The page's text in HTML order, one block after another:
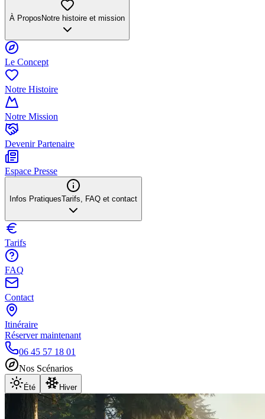
À Propos Notre histoire et mission
Le Concept
Notre Histoire
Notre Mission
Devenir Partenaire
Espace Presse
Infos PratiquesTarifs, FAQ et contact
Tarifs
FAQ
Contact
Itinéraire
Réserver maintenant
06 45 57 18 01
Nos Scénarios
Été Hiver